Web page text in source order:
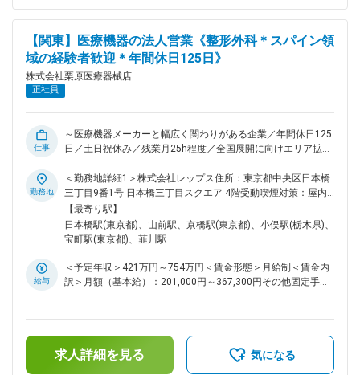
ア・提案内容のブラッシュアップ ※自身の医療現場経験（「月
末処理が大変」「受付が混雑する」など）を、そのまま提案の
強みに活かせるポジションです。 ■組織構成： 配属先は、全
18名（男性15名、女性3名）が在籍しております。 ■当社につ
いて： ・当社は関東でトップクラスのシェアを持つ総合医療
業スタイルです。医療機関を広くカバーし病院との窓口となる
「エリア営業」、特定分野のスペシャリストとして専門知識を
けの福祉用具等を扱う「ライフケア営業」の3つに営業部隊を
分けることによって的確に顧客のニーズに対応することができ
ます。 ・東証プライム上場のメディアスホールディングスの
グループ会社です。業績は年々増収増益で、設立60年を超え
てもなお成長し続ける企業です。 変更の範囲：会社の定める
【関東】医療機器の法人営業《整形外科＊スパイン領
域の経験者歓迎＊年間休日125日》
株式会社栗原医療器械店
正社員
仕事
～医療機器メーカーと幅広く関わりがある企業／年間休日125
日／土日祝休み／残業月25h程度／全国展開に向けエリア拡大
は、関東トップクラスの売上を誇る、創業70年以上の医療機
器商社の子会社として新たに設立された、医療メーカー向けの
営業支援専門企業となります。※ ■はじめに： 脊椎（スパイ
ン）領域製品を扱う医療機器メーカーの営業担当として、メー
カーの代わりに病院やディーラーに対する営業活動を行ってい
製品提案・導入支援、医師や臨床スタッフとの連携、製品説明
やトレーニングの実施を担当いただきます。販売戦略に基づ
容詳細： ・脊椎外科領域の医療機器（固定システム、スクリ
ュー、ロッド等）の営業活動、医師 ・看護師、臨床工学技士
との連携による製品導入支援、手術立ち会い、製品説明、トレ
ーニングの実施 ・病院、クリニックへの直接営業（新規・既
勤務地
＜勤務地詳細1＞株式会社レップス住所：東京都中央区日本橋
三丁目9番1号 日本橋三丁目スクエア 4階受動喫煙対策：屋内
全面禁煙＜勤務地詳細2＞関東エリア住所：東京都／神奈川県
／埼玉県／茨城県／栃木県／群馬県 受動喫煙対策：屋内全面
禁煙＜勤務地詳細3＞株式会社栗原医療器械店住所：群馬県太
敷地内全面禁煙
【最寄り駅】
日本橋駅(東京都)、山前駅、京橋駅(東京都)、小俣駅(栃木県)、
宝町駅(東京都)、韮川駅
給与
＜予定年収＞421万円～754万円＜賃金形態＞月給制＜賃金内
訳＞月額（基本給）：201,000円～367,300円その他固定手当/
昇給有無＞有＜残業手当＞有＜給与補足＞※給与はご経験をも
とに決定。■昇給：年1回（9月）■賞与：年2回（6月、12月）
給与例：医療業界経験５年、総合職の場合年収：491万円うち
求人詳細を見る 気になる